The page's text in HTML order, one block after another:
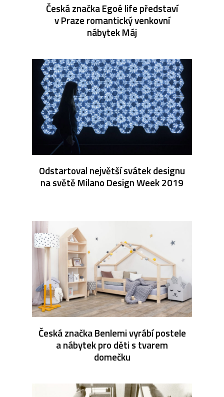
Česká značka Egoé life představí
v Praze romantický venkovní
nábytek Máj
Odstartoval největší svátek designu
na světě Milano Design Week 2019
Česká značka Benlemi vyrábí postele
a nábytek pro děti s tvarem
domečku